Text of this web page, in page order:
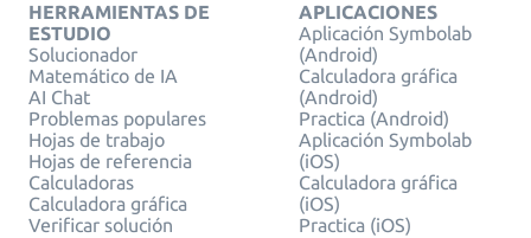
HERRAMIENTAS DE
ESTUDIO
Solucionador
Matemático de IA
AI Chat
Problemas populares
Hojas de trabajo
Hojas de referencia
Calculadoras
Calculadora gráfica
Verificar solución
APLICACIONES
Aplicación Symbolab
(Android)
Calculadora gráfica
(Android)
Practica (Android)
Aplicación Symbolab
(iOS)
Calculadora gráfica
(iOS)
Practica (iOS)